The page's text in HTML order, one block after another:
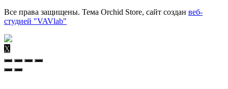
Все права защищены. Тема Orchid Store, сайт создан веб-
студией "VAVlab"
X